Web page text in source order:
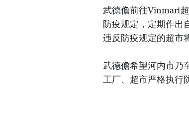
武德儋前往Vinmart
防疫规定，定期作出
违反防疫规定的超市
武德儋希望河内市乃
工厂、超市严格执行